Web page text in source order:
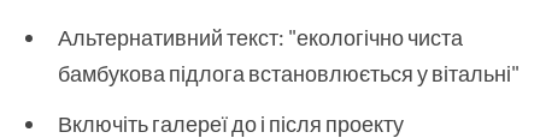
Альтернативний текст: "екологічно чиста
бамбукова підлога встановлюється у вітальні"
Включіть галереї до і після проекту